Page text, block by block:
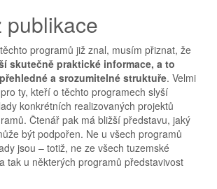
publikace
programů již znal, musím přiznat, že
skutečně praktické informace, a to
a srozumitelné struktuře. Velmi
ty, kteří o těchto programech slyší
konkrétních realizovaných projektů
Čtenář pak má bližší představu, jaký
být podpořen. Ne u všech programů
jsou – totiž, ne ze všech tuzemské
tak u některých programů představivost